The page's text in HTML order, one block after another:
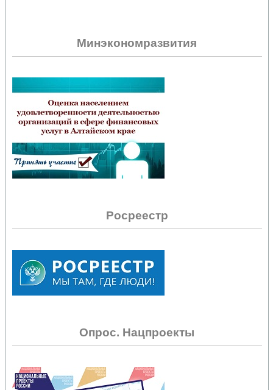
Минэкономразвития
Росреестр
Опрос. Нацпроекты